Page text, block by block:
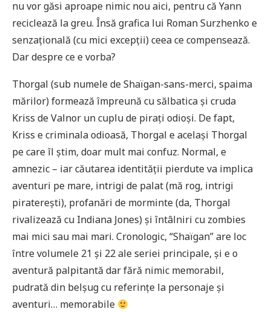
nu vor găsi aproape nimic nou aici, pentru că Yann
reciclează la greu. Însă grafica lui Roman Surzhenko e
senzațională (cu mici excepții) ceea ce compensează.
Dar despre ce e vorba?
Thorgal (sub numele de Shaïgan-sans-merci, spaima
mărilor) formează împreună cu sălbatica și cruda
Kriss de Valnor un cuplu de pirați odioși. De fapt,
Kriss e criminala odioasă, Thorgal e același Thorgal
pe care îl știm, doar mult mai confuz. Normal, e
amnezic – iar căutarea identității pierdute va implica
aventuri pe mare, intrigi de palat (mă rog, intrigi
piraterești), profanări de morminte (da, Thorgal
rivalizează cu Indiana Jones) și întâlniri cu zombies
mai mici sau mai mari. Cronologic, “Shaïgan” are loc
între volumele 21 și 22 ale seriei principale, și e o
aventură palpitantă dar fără nimic memorabil,
pudrată din belșug cu referințe la personaje și
aventuri… memorabile